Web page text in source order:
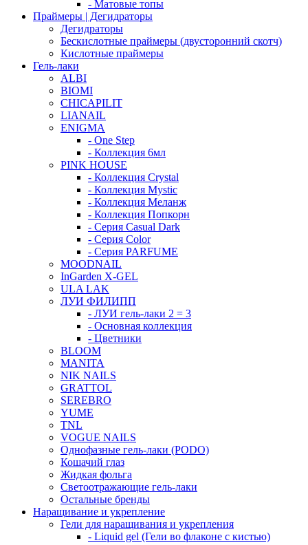
- Матовые топы
Праймеры | Дегидраторы
Дегидраторы
Бескислотные праймеры (двусторонний скотч)
Кислотные праймеры
Гель-лаки
ALBI
BIOMI
CHICAPILIT
LIANAIL
ENIGMA
- One Step
- Коллекция 6мл
PINK HOUSE
- Коллекция Crystal
- Коллекция Mystic
- Коллекция Меланж
- Коллекция Попкорн
- Серия Casual Dark
- Серия Color
- Серия PARFUME
MOODNAIL
InGarden X-GEL
ULA LAK
ЛУИ ФИЛИПП
- ЛУИ гель-лаки 2 = 3
- Основная коллекция
- Цветники
BLOOM
MANITA
NIK NAILS
GRATTOL
SEREBRO
YUME
TNL
VOGUE NAILS
Однофазные гель-лаки (PODO)
Кошачий глаз
Жидкая фольга
Светоотражающие гель-лаки
Остальные бренды
Наращивание и укрепление
Гели для наращивания и укрепления
- Liquid gel (Гели во флаконе с кистью)